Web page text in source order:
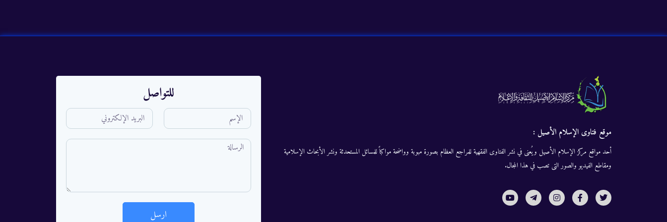
موقع فتاوى الإسلام الأصيل :
أحد مواقع مركز الإسلام الأصيل ويُعنى في نشر الفتاوى الفقهية للمراجع العظام بصورة مبوبة وواضحة مواكباً للمسائل المستحدثة ونشر الأبحاث الإسلامية
ومقاطع الفيديو والصور التى تصب في هذا المجال.
للتواصل
ارسل